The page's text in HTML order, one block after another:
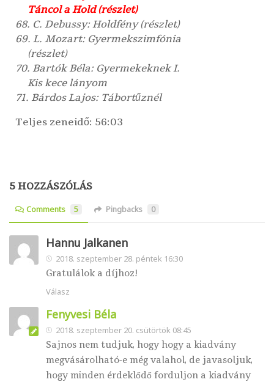
Táncol a Hold (részlet)
68. C. Debussy: Holdfény (részlet)
69. L. Mozart: Gyermekszimfónia
(részlet)
70. Bartók Béla: Gyermekeknek I.
Kis kece lányom
71. Bárdos Lajos: Tábortűznél
Teljes zeneidő: 56:03
5 HOZZÁSZÓLÁS
Comments 5 Pingbacks 0
Hannu Jalkanen
2018. szeptember 28. péntek 16:30
Gratulálok a díjhoz!
Válasz
Fenyvesi Béla
2018. szeptember 20. csütörtök 08:45
Sajnos nem tudjuk, hogy hogy a kiadvány
megvásárolható-e még valahol, de javasoljuk,
hogy minden érdeklődő forduljon a kiadvány